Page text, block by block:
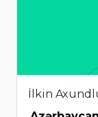
İlkin